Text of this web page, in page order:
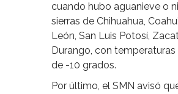
cuando hubo aguanieve o
sierras de Chihuahua,
León, San Luis Potosí,
Durango, con temperaturas
de -10 grados.
Por último, el SMN avisó